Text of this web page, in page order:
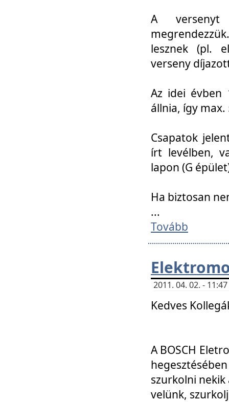
A versenyt
lesznek (pl.
verseny
Az idei évben
állnia, így
Csapatok
írt levélben,
lapon (G
Ha biztosan
...
Tovább
2011. 04. 02. -
Kedves
A BOSCH
szurkolni
velünk,